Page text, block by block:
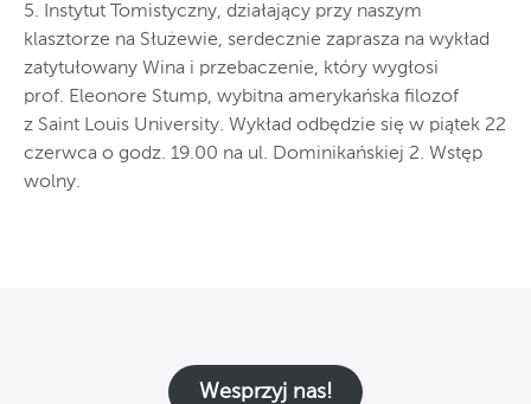
5. Instytut Tomistyczny, działający przy naszym
klasztorze na Służewie, serdecznie zaprasza na wykład
zatytułowany Wina i przebaczenie, który wygłosi
prof. Eleonore Stump, wybitna amerykańska filozof
z Saint Louis University. Wykład odbędzie się w piątek 22
czerwca o godz. 19.00 na ul. Dominikańskiej 2. Wstęp
wolny.
Wesprzyj nas!